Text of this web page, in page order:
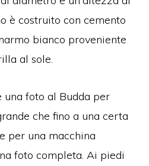
è costruito con cemento
bianco proveniente
al sole.
foto al Budda per
che fino a una certa
per una macchina
foto completa. Ai piedi